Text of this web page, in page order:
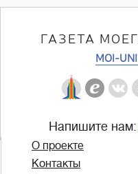
ГАЗЕТА
MOI-
Напишите нам:
О проекте
Контакты